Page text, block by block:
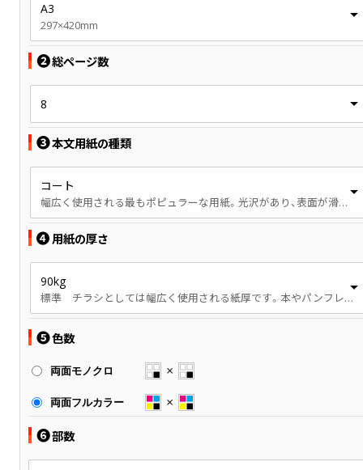
A3
297×420mm
❷総ページ数
8
❸本文用紙の種類
コート
幅広く使用される最もポピュラーな用紙。光沢があり、表面が滑らかです。
❹用紙の厚さ
90kg
標準 チラシとしては幅広く使用される紙厚です。本やパンフレットでは、やや薄手の印象です。
❺色数
両面モノクロ
両面フルカラー
❻部数